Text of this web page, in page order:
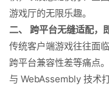
游戏厅的无限乐趣。
二、 跨平台无缝适配，
传统客户端游戏往往面
跨平台兼容性差等痛点
与 WebAssembly 技术